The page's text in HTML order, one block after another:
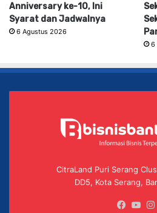
Anniversary ke-10, Ini
Syarat dan Jadwalnya
6 Agustus 2026
6
CitraLand Puri Serang
DD5, Kota Serang,